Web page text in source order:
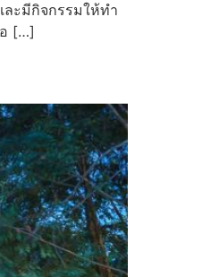
ะมีกิจกรรมให้ทำ
[…]